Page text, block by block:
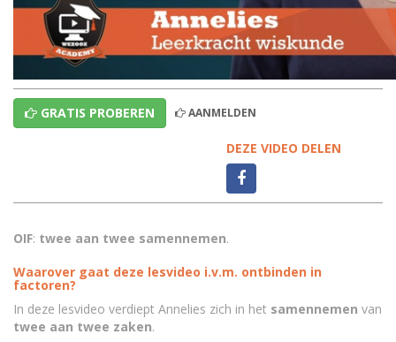
GRATIS PROBEREN AANMELDEN
DEZE VIDEO DELEN
OIF: twee aan twee samennemen.
Waarover gaat deze lesvideo i.v.m. ontbinden in
factoren?
In deze lesvideo verdiept Annelies zich in het samennemen van
twee aan twee zaken.